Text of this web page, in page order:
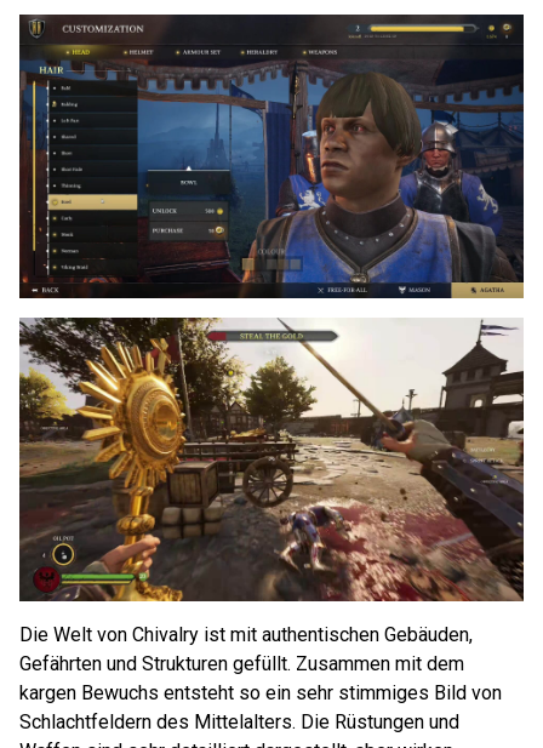
Die Welt von Chivalry ist mit authentischen Gebäuden,
Gefährten und Strukturen gefüllt. Zusammen mit dem
kargen Bewuchs entsteht so ein sehr stimmiges Bild von
Schlachtfeldern des Mittelalters. Die Rüstungen und